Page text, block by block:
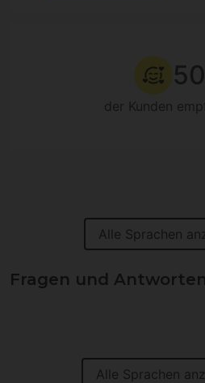
der Kunden
Alle Sprachen
Fragen und Antworten
Alle Sprachen